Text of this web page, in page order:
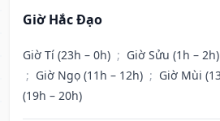
Giờ Hắc Đạo
Giờ Tí (23h – 0h) ; Giờ Sửu (1h – 2h)
; Giờ Ngọ (11h – 12h) ; Giờ Mùi
(19h – 20h)